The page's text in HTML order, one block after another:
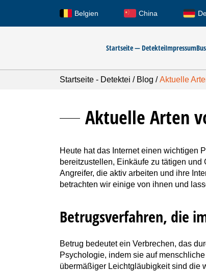
Belgien China
Startseite — DetekteiImpressum
Startseite - Detektei / Blog /Aktuelle
Aktuelle Arten
Heute hat das Internet einen wichtigen
bereitzustellen, Einkäufe zu tätigen
Angreifer, die aktiv arbeiten und ihre
betrachten wir einige von ihnen und
Betrugsverfahren, die
Betrug bedeutet ein Verbrechen, das
Psychologie, indem sie auf
übermäßiger Leichtgläubigkeit sind die